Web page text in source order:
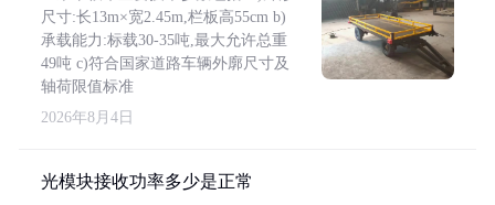
尺寸:长13m×宽2.45m,栏板高55cm b)
承载能力:标载30-35吨,最大允许总重
49吨 c)符合国家道路车辆外廓尺寸及
轴荷限值标准
2026年8月4日
光模块接收功率多少是正常